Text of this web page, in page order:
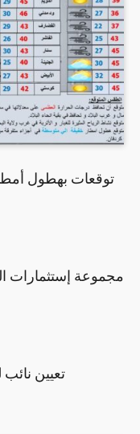
توقعات بهطول
مجموعة إستثمارات
تعيين